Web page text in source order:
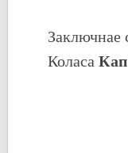
Заключнае
Коласа